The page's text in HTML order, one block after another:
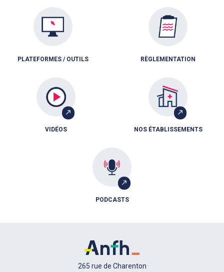
PLATEFORMES / OUTILS RÈGLEMENTATION
VIDÉOS NOS ÉTABLISSEMENTS
PODCASTS
265 rue de Charenton